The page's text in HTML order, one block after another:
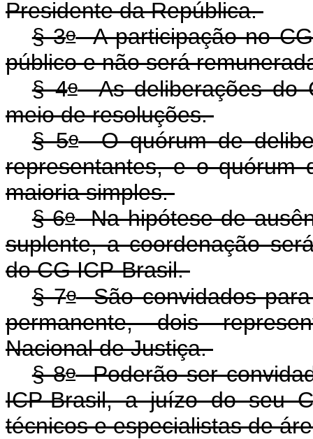
Presidente da República.
§ 3oA participação no CG
público e não será
§ 4oAs deliberações do
meio de resoluções.
§ 5oO quórum de
representantes, e o quórum
maioria simples.
§ 6oNa hipótese de
suplente, a coordenação
do CG ICP-Brasil.
§ 7oSão convidados para
permanente, dois
Nacional de Justiça.
§ 8oPoderão ser
ICP-Brasil, a juízo do seu
técnicos e especialistas de